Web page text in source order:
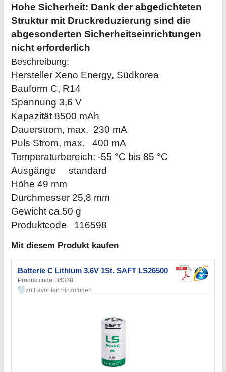
Hohe Sicherheit: Dank der abgedichteten
Struktur mit Druckreduzierung sind die
abgesonderten Sicherheitseinrichtungen
nicht erforderlich
Beschreibung:
Hersteller Xeno Energy, Südkorea
Bauform C, R14
Spannung 3,6 V
Kapazität 8500 mAh
Dauerstrom, max. 230 mA
Puls Strom, max.
400 mA
Temperaturbereich: -55 °C bis 85 °C
Ausgänge
standard
Höhe 49 mm
Durchmesser 25,8 mm
Gewicht ca.50 g
Produktcode
116598
Mit diesem Produkt kaufen
Batterie C Lithium 3,6V 1St. SAFT LS26500
Produktcode: 34328
zu Favoriten hinzufügen